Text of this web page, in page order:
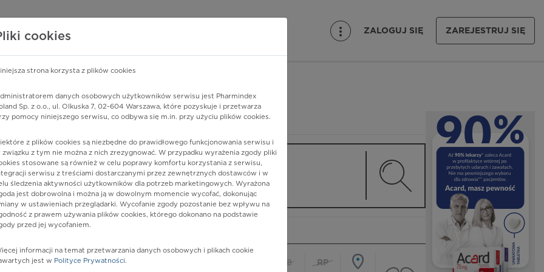
o lekach
PHARMINDEX ZALOGUJ SIĘ ZAREJESTRUJ SIĘ
Pharmindex
lider wiedzy o lekach
lub substancję czynną
Light
Postać:balsam
18
RP
cookies
strona korzysta z plików cookies
danych osobowych użytkowników serwisu jest Pharmindex
Sp. z o.o., ul. Olkuska 7, 02-604 Warszawa, które pozyskuje i przetwarza
pomocy niniejszego serwisu, co odbywa się m.in. przy użyciu plików cookies.
z plików cookies są niezbędne do prawidłowego funkcjonowania serwisu i
związku z tym nie można z nich zrezygnować. W przypadku wyrażenia zgody pliki
stosowane są również w celu poprawy komfortu korzystania z serwisu,
serwisu z treściami dostarczanymi przez zewnętrznych dostawców i w
śledzenia aktywności użytkowników dla potrzeb marketingowych. Wyrażona
jest dobrowolna i można ją w dowolnym momencie wycofać, dokonując
w ustawieniach przeglądarki. Wycofanie zgody pozostanie bez wpływu na
z prawem używania plików cookies, którego dokonano na podstawie
przed jej wycofaniem.
informacji na temat przetwarzania danych osobowych i plikach cookie
jest w Polityce Prywatności.